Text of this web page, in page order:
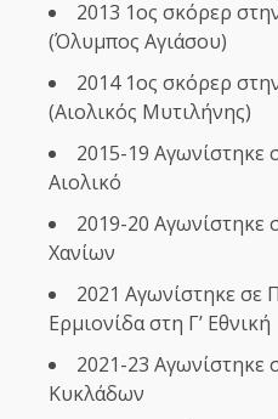
2013 1ος σκόρερ
(Όλυμπος Αγιάσου)
2014 1ος σκόρερ
(Αιολικός Μυτιλήνης)
2015-19 Αγωνίστηκε
Αιολικό
2019-20
Χανίων
2021 Αγωνίστηκε σε
Ερμιονίδα στη Γ’ Εθνική
2021-23 Αγωνίστηκε
Κυκλάδων